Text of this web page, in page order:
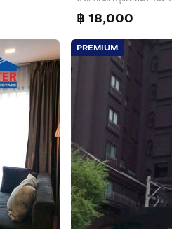
฿ 18,000
PREMIUM